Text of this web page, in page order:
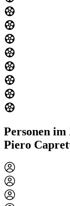
Personen
Piero